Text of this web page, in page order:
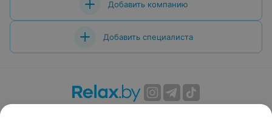
Добавить компанию
Добавить специалиста